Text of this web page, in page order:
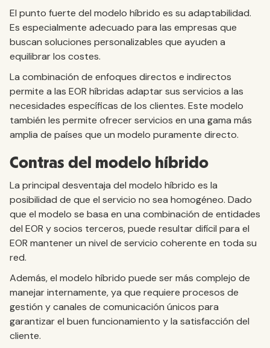
El punto fuerte del modelo híbrido es su adaptabilidad.
Es especialmente adecuado para las empresas que
buscan soluciones personalizables que ayuden a
equilibrar los costes.
La combinación de enfoques directos e indirectos
permite a las EOR híbridas adaptar sus servicios a las
necesidades específicas de los clientes. Este modelo
también les permite ofrecer servicios en una gama más
amplia de países que un modelo puramente directo.
Contras del modelo híbrido
La principal desventaja del modelo híbrido es la
posibilidad de que el servicio no sea homogéneo. Dado
que el modelo se basa en una combinación de entidades
del EOR y socios terceros, puede resultar difícil para el
EOR mantener un nivel de servicio coherente en toda su
red.
Además, el modelo híbrido puede ser más complejo de
manejar internamente, ya que requiere procesos de
gestión y canales de comunicación únicos para
garantizar el buen funcionamiento y la satisfacción del
cliente.